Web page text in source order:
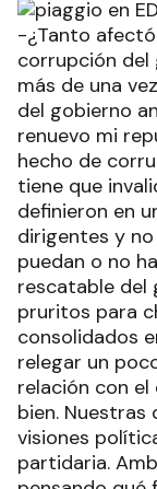
-¿Tanto
corrupción
más de una
del gobierno
renuevo mi
hecho de
tiene que
definieron en
dirigentes y
puedan o no
rescatable del
pruritos para
consolidados
relegar un
relación con
bien. Nuestras
visiones
partidaria.